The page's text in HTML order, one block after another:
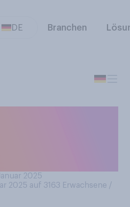
DE Branchen
2025
2025 auf 3163 Erwachsene /